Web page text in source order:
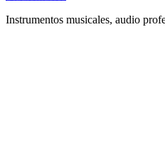
Instrumentos musicales, audio